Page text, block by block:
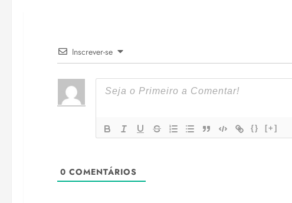
Inscrever-se
{} [+]
0 COMENTÁRIOS